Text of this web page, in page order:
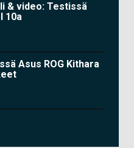
& video: Testissä
10a
Asus ROG Kithara